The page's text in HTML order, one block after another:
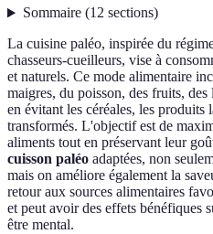
Sommaire(12 sections)
La cuisine paléo, inspirée du
chasseurs-cueilleurs, vise à
et naturels. Ce mode alimentaire
maigres, du poisson, des fruits,
en évitant les céréales, les produits
transformés. L'objectif est de
aliments tout en préservant leur
cuisson paléo adaptées, non
mais on améliore également la
retour aux sources alimentaires
et peut avoir des effets bénéfiques
être mental.